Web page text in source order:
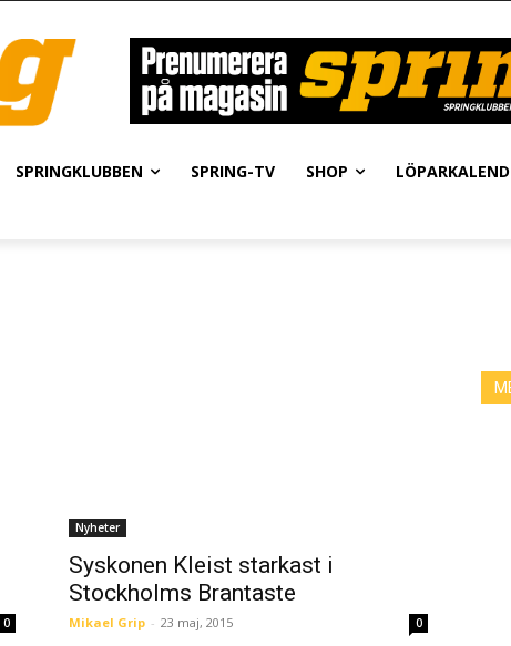
SPRINGKLUBBEN SPRING-TV SHOP
0
Nyheter
Syskonen Kleist starkast i
Stockholms Brantaste
Mikael Grip - 23 maj, 2015 0